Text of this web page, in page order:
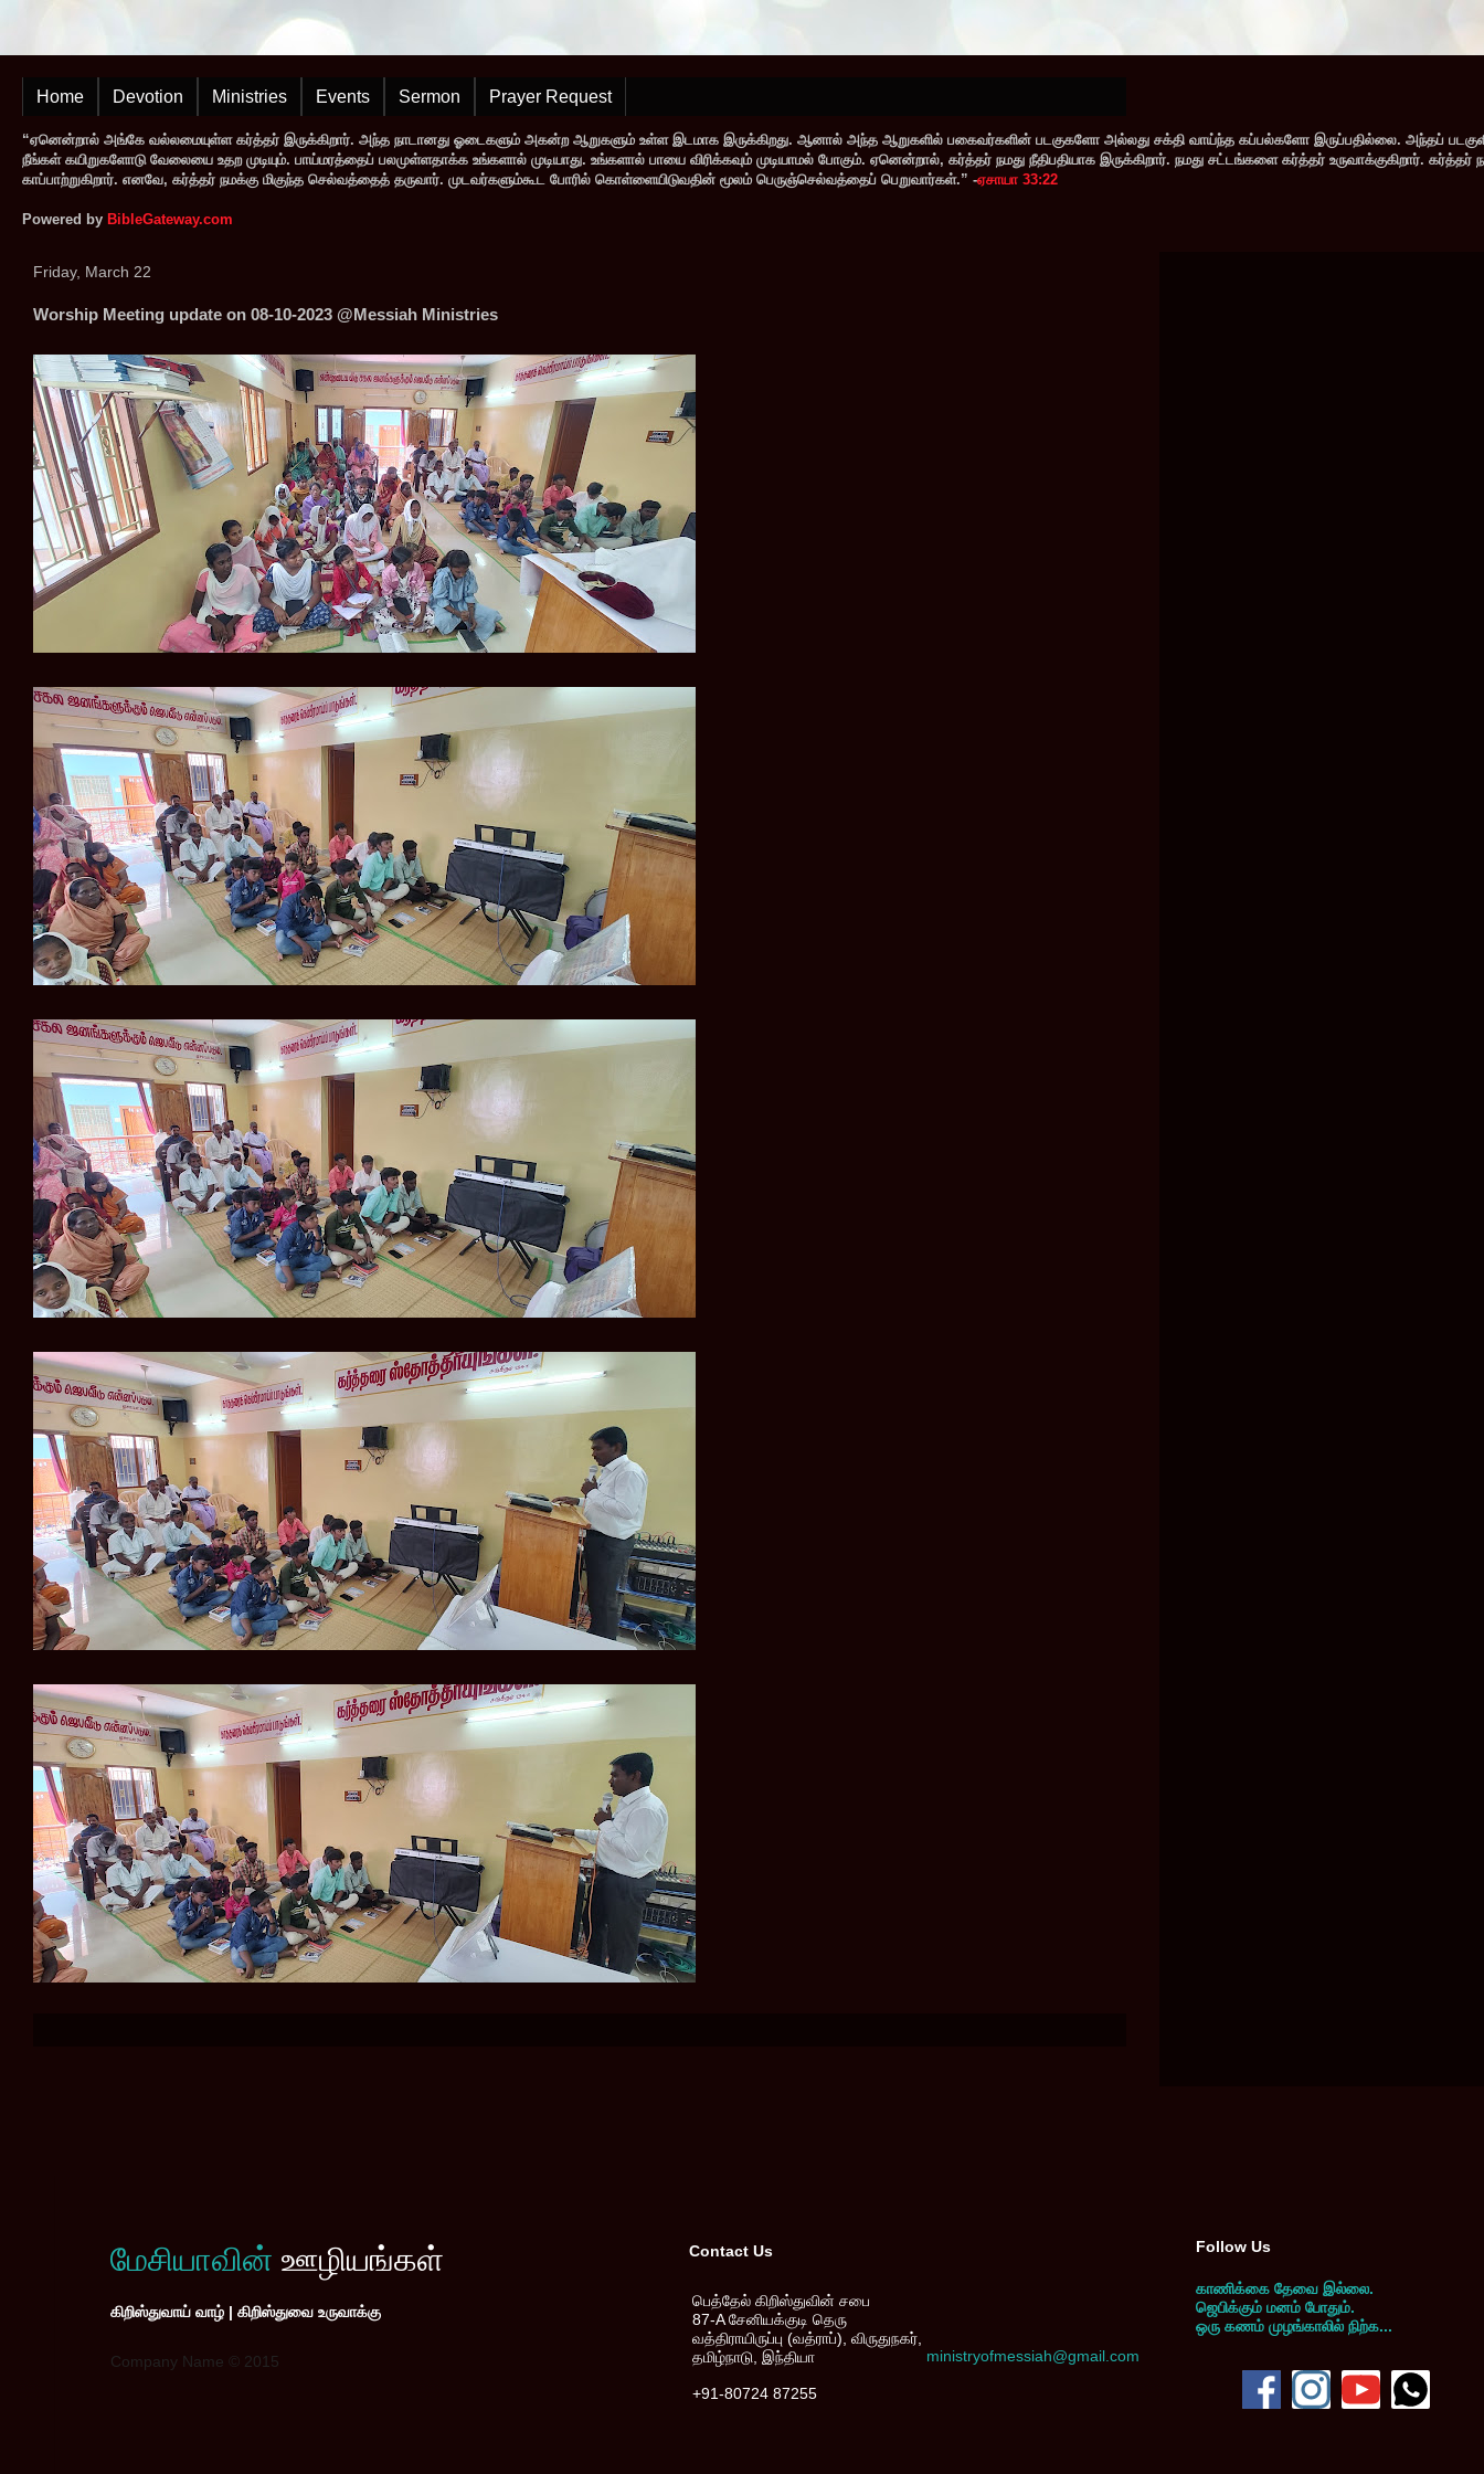
Home Devotion Ministries Events Sermon Prayer Request
“ஏனென்றால் அங்கே வல்லமையுள்ள கர்த்தர் இருக்கிறார். அந்த நாடானது ஓடைகளும் அகன்ற ஆறுகளும் உள்ள இடமாக இருக்கிறது. ஆனால் அந்த ஆறுகளில் பகைவர்களின் படகுகளோ அல்லது சக்தி வாய்ந்த கப்பல்களோ இருப்பதில்லை. அந்தப்
நீங்கள் கயிறுகளோடு வேலையை உதற முடியும். பாய்மரத்தைப் பலமுள்ளதாக்க உங்களால் முடியாது. உங்களால் பாயை விரிக்கவும் முடியாமல் போகும். ஏனென்றால், கர்த்தர் நமது நீதிபதியாக இருக்கிறார். நமது சட்டங்களை கர்த்தர் உருவாக்குகிறார்.
காப்பாற்றுகிறார். எனவே, கர்த்தர் நமக்கு மிகுந்த செல்வத்தைத் தருவார். முடவர்களும்கூட போரில் கொள்ளையிடுவதின் மூலம் பெருஞ்செல்வத்தைப் பெறுவார்கள்.” -ஏசாயா 33:22
Powered by BibleGateway.com
Friday, March 22
Worship Meeting update on 08-10-2023 @Messiah Ministries
மேசியாவின் ஊழியங்கள்
கிறிஸ்துவாய் வாழ் | கிறிஸ்துவை உருவாக்கு
Company Name © 2015
Contact Us
பெத்தேல் கிறிஸ்துவின் சபை
87-A சேனியக்குடி தெரு
வத்திராயிருப்பு (வத்ராப்), விருதுநகர்,
தமிழ்நாடு, இந்தியா
+91-80724 87255
ministryofmessiah@gmail.com
Follow Us
காணிக்கை தேவை இல்லை.
ஜெபிக்கும் மனம் போதும்.
ஒரு கணம் முழங்காலில் நிற்க...